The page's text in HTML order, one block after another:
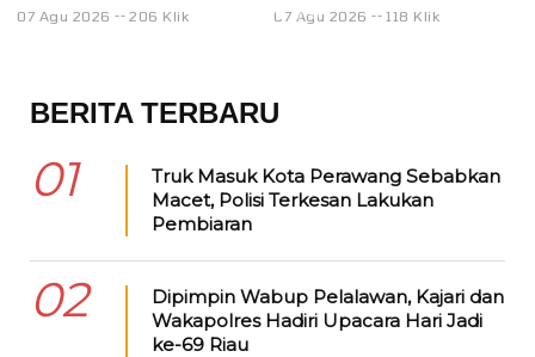
07 Agu 2026 206 Klik 07 Agu 2026 118 Klik
BERITA TERBARU
01
Truk Masuk Kota Perawang Sebabkan
Macet, Polisi Terkesan Lakukan
Pembiaran
02
Dipimpin Wabup Pelalawan, Kajari dan
Wakapolres Hadiri Upacara Hari Jadi
ke-69 Riau